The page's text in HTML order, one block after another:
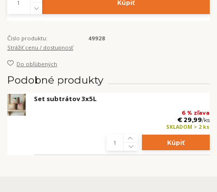
Kúpiť
Číslo produktu:
49928
Strážiť cenu / dostupnosť
Do obľúbených
Podobné produkty
Set subtrátov 3x5L
6 % zľava
€ 29,99/ks
SKLADOM > 2 ks
Kúpiť